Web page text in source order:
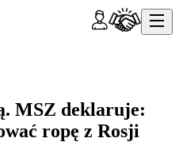
MSZ deklaruje:
ropę z Rosji